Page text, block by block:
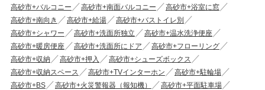
高砂市+バルコニー 高砂市+南面バルコニー
高砂市+浴室に窓
高砂市+南向き
高砂市+給湯
高砂市+バストイレ別
高砂市+シャワー
高砂市+洗面所独立
高砂市+温水洗浄便座
高砂市+暖房便座
高砂市+洗面所にドア
高砂市+フローリング
高砂市+収納
高砂市+押入
高砂市+シューズボックス
高砂市+収納スペース
高砂市+TVインターホン
高砂市+駐輪場
高砂市+BS
高砂市+火災警報器（報知機）
高砂市+平面駐車場